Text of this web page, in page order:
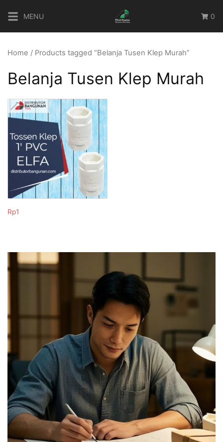
content
MENU 0
Home / Products tagged “Belanja Tusen Klep Murah”
Belanja Tusen Klep Murah
Rp1